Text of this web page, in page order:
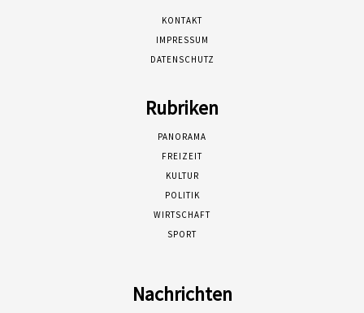
KONTAKT
IMPRESSUM
DATENSCHUTZ
Rubriken
PANORAMA
FREIZEIT
KULTUR
POLITIK
WIRTSCHAFT
SPORT
Nachrichten